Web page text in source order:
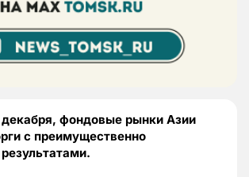
декабря, фондовые рынки Азии
с преимущественно